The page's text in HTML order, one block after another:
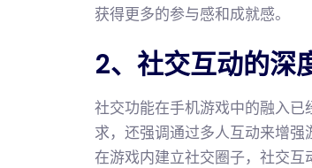
获得更多的参与感和成就感。
2、社交互动的深
社交功能在手机游戏中的融入
求，还强调通过多人互动来增
在游戏内建立社交圈子，社交互